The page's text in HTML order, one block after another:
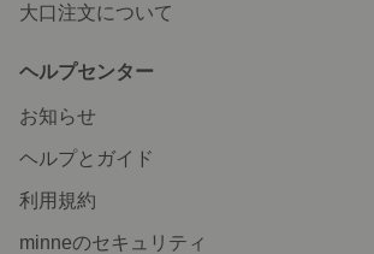
大口注文について
ヘルプセンター
お知らせ
ヘルプとガイド
利用規約
minneのセキュリティ